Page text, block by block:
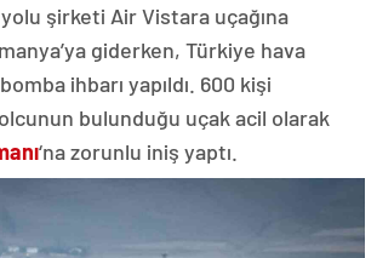
şirketi Air Vistara uçağına
giderken, Türkiye hava
ihbarı yapıldı. 600 kişi
bulunduğu uçak acil olarak
‘na zorunlu iniş yaptı.